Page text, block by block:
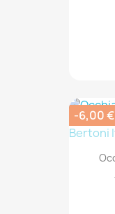
-6,00 €